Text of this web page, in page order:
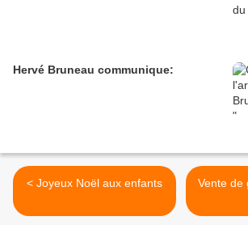
Hervé Bruneau communique:
< Joyeux Noël aux enfants
Vente de